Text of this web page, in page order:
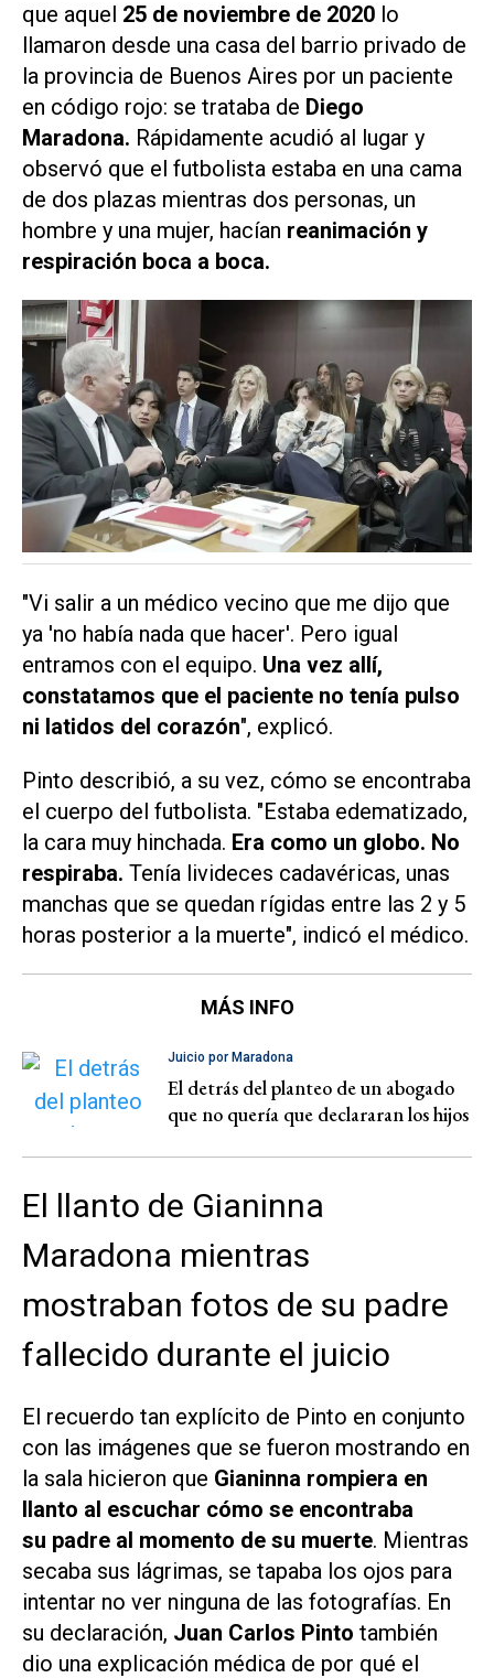
que aquel 25 de noviembre de 2020 lo
llamaron desde una casa del barrio privado de
la provincia de Buenos Aires por un paciente
en código rojo: se trataba de Diego
Maradona. Rápidamente acudió al lugar y
observó que el futbolista estaba en una cama
de dos plazas mientras dos personas, un
hombre y una mujer, hacían reanimación y
respiración boca a boca.
"Vi salir a un médico vecino que me dijo que
ya 'no había nada que hacer'. Pero igual
entramos con el equipo. Una vez allí,
constatamos que el paciente no tenía pulso
ni latidos del corazón", explicó.
Pinto describió, a su vez, cómo se encontraba
el cuerpo del futbolista. "Estaba edematizado,
la cara muy hinchada. Era como un globo. No
respiraba. Tenía livideces cadavéricas, unas
manchas que se quedan rígidas entre las 2 y 5
horas posterior a la muerte", indicó el médico.
MÁS INFO
Juicio por Maradona
El detrás del planteo de un abogado
que no quería que declararan los hijos
El llanto de Gianinna
Maradona mientras
mostraban fotos de su padre
fallecido durante el juicio
El recuerdo tan explícito de Pinto en conjunto
con las imágenes que se fueron mostrando en
la sala hicieron que Gianinna rompiera en
llanto al escuchar cómo se encontraba
su padre al momento de su muerte. Mientras
secaba sus lágrimas, se tapaba los ojos para
intentar no ver ninguna de las fotografías. En
su declaración, Juan Carlos Pinto también
dio una explicación médica de por qué el